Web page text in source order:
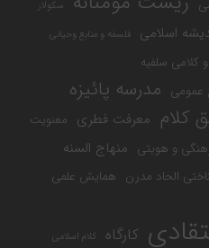
سکولار
اسلامی فلسفه و منابع وحیانی
کلامی سلفیه
عمومی مدرسه پائیزه
کلام معرفت فطری معنویت
و هویتی منهاج السنه
الحاد مدرن همایش علمی
کارگاه کلام اسلامی